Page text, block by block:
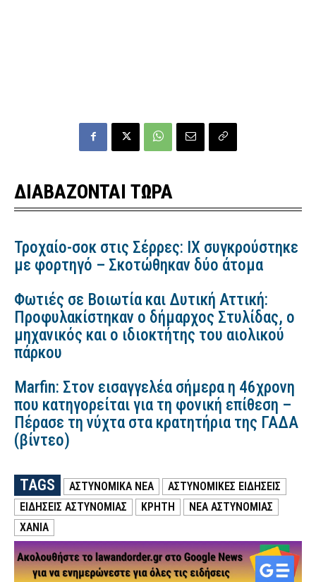
ΔΙΑΒΑΖΟΝΤΑΙ ΤΩΡΑ
Τροχαίο-σοκ στις Σέρρες: ΙΧ συγκρούστηκε
με φορτηγό – Σκοτώθηκαν δύο άτομα
Φωτιές σε Βοιωτία και Δυτική Αττική:
Προφυλακίστηκαν ο δήμαρχος Στυλίδας, ο
μηχανικός και ο ιδιοκτήτης του αιολικού
πάρκου
Marfin: Στον εισαγγελέα σήμερα η 46χρονη
που κατηγορείται για τη φονική επίθεση –
Πέρασε τη νύχτα στα κρατητήρια της ΓΑΔΑ
(βίντεο)
TAGS ΑΣΤΥΝΟΜΙΚΑ ΝΕΑ
ΑΣΤΥΝΟΜΙΚΕΣ ΕΙΔΗΣΕΙΣ
ΕΙΔΗΣΕΙΣ ΑΣΤΥΝΟΜΙΑΣ
ΚΡΗΤΗ
ΝΕΑ ΑΣΤΥΝΟΜΙΑΣ
ΧΑΝΙΑ